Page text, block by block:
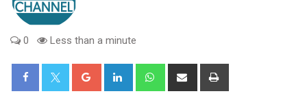
0 Less than a minute
Google+ LinkedIn WhatsappShare